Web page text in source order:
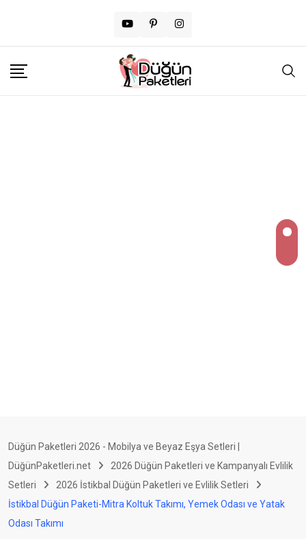
Düğün Paketleri 2026 - Mobilya ve Beyaz Eşya Setleri |
DüğünPaketleri.net
2026 Düğün Paketleri ve Kampanyalı Evlilik
Setleri
2026 İstikbal Düğün Paketleri ve Evlilik Setleri
İstikbal Düğün Paketi-Mitra Koltuk Takımı, Yemek Odası ve Yatak
Odası Takımı